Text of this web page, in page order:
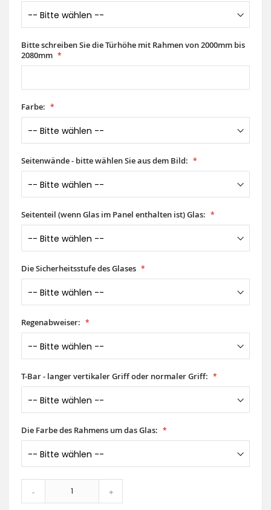
Bitte schreiben Sie die Türhöhe mit Rahmen von 2000mm bis
2080mm
Farbe:
Seitenwände - bitte wählen Sie aus dem Bild:
Seitenteil (wenn Glas im Panel enthalten ist) Glas:
Die Sicherheitsstufe des Glases
Regenabweiser:
T-Bar - langer vertikaler Griff oder normaler Griff:
Die Farbe des Rahmens um das Glas:
- +